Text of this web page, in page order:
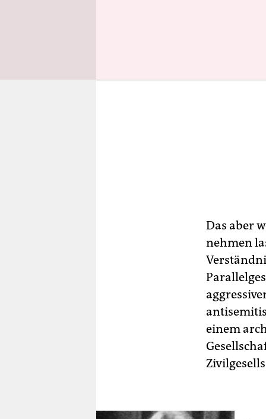
Das aber
nehmen
einem